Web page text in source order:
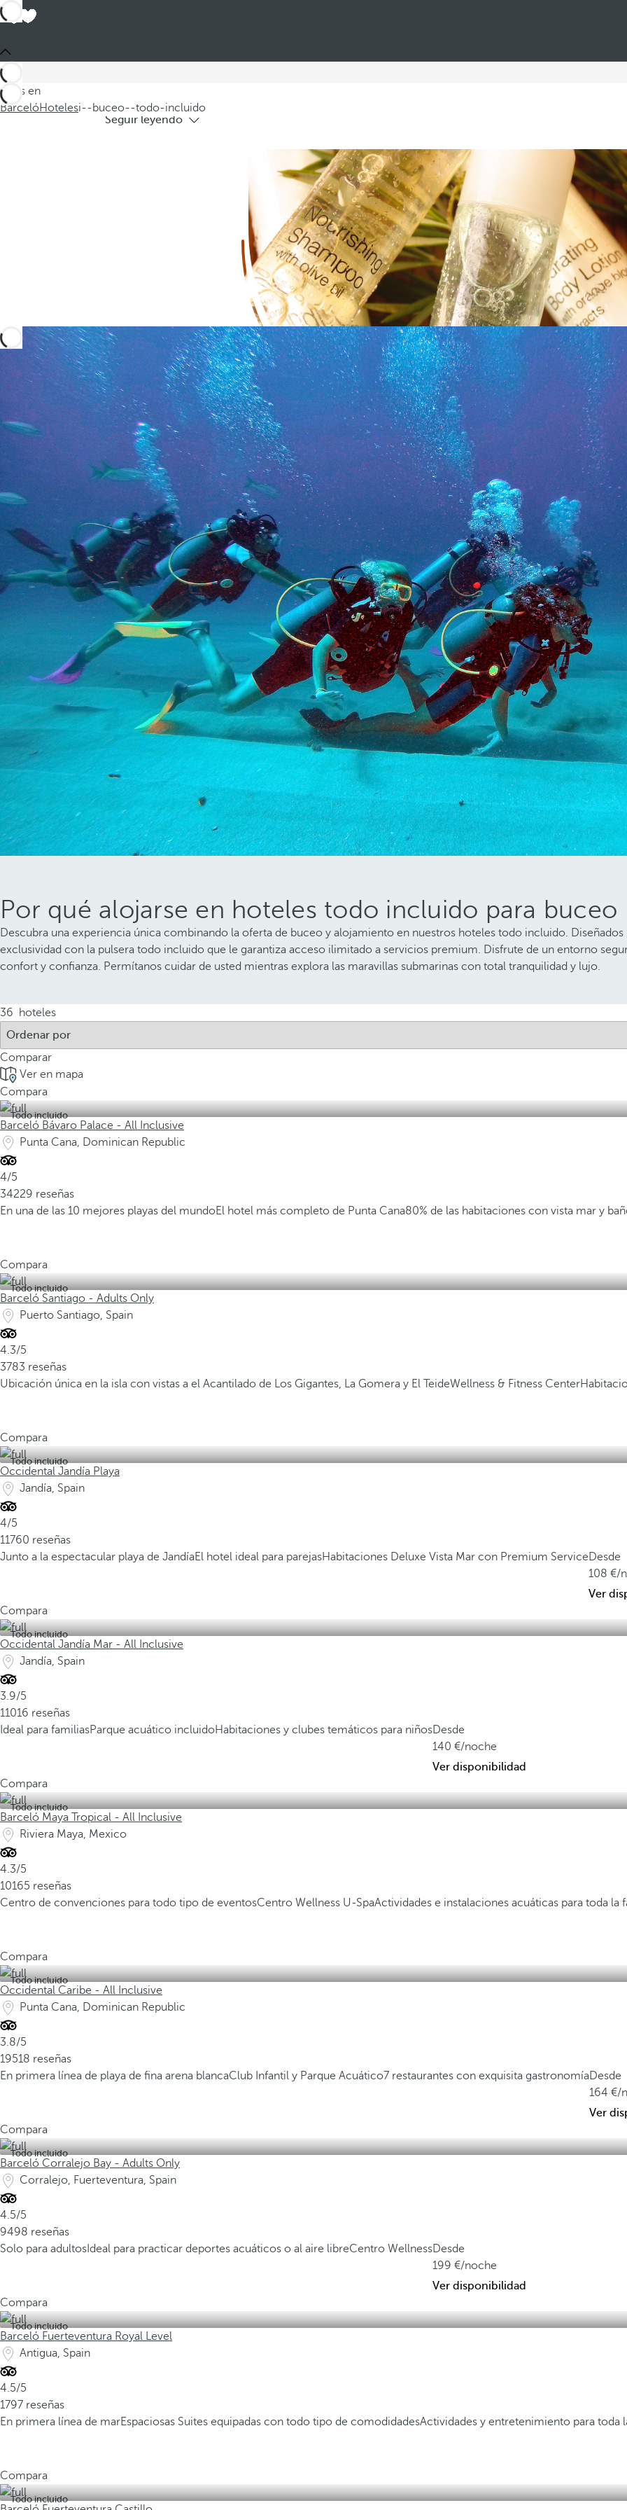
Estás en
BarcelóHotelesi--buceo--todo-incluido
Hoteles buceo todo
Seguir leyendo
Por qué alojarse en hoteles todo incluido para buceo
Descubra una experiencia única combinando la oferta de buceo y alojamiento en nuestros hoteles todo incluido.
exclusividad con la pulsera todo incluido que le garantiza acceso ilimitado a servicios premium. Disfrute de un entorno
confort y confianza. Permítanos cuidar de usted mientras explora las maravillas submarinas con total tranquilidad y lujo.
36 hoteles
Comparar
Ver en mapa
Compara
Todo incluido
Barceló Bávaro Palace - All Inclusive
Punta Cana, Dominican Republic
4/5
34229 reseñas
En una de las 10 mejores playas del mundoEl hotel más completo de Punta Cana80% de las habitaciones con vista mar y
Compara
Todo incluido
Barceló Santiago - Adults Only
Puerto Santiago, Spain
4.3/5
3783 reseñas
Ubicación única en la isla con vistas a el Acantilado de Los Gigantes, La Gomera y El TeideWellness & Fitness Center
Compara
Todo incluido
Occidental Jandía Playa
Jandía, Spain
4/5
11760 reseñas
Junto a la espectacular playa de JandíaEl hotel ideal para parejasHabitaciones Deluxe Vista Mar con Premium ServiceDesde
108
/
Ver
Compara
Todo incluido
Occidental Jandía Mar - All Inclusive
Jandía, Spain
3.9/5
11016 reseñas
Ideal para familiasParque acuático incluidoHabitaciones y clubes temáticos para niñosDesde
140
/noche
Ver disponibilidad
Compara
Todo incluido
Barceló Maya Tropical - All Inclusive
Riviera Maya, Mexico
4.3/5
10165 reseñas
Centro de convenciones para todo tipo de eventosCentro Wellness U-SpaActividades e instalaciones acuáticas para toda la
Compara
Todo incluido
Occidental Caribe - All Inclusive
Punta Cana, Dominican Republic
3.8/5
19518 reseñas
En primera línea de playa de fina arena blancaClub Infantil y Parque Acuático7 restaurantes con exquisita gastronomíaDesde
164
/
Ver
Compara
Todo incluido
Barceló Corralejo Bay - Adults Only
Corralejo, Fuerteventura, Spain
4.5/5
9498 reseñas
Solo para adultos Ideal para practicar deportes acuáticos o al aire libreCentro WellnessDesde
199
/noche
Ver disponibilidad
Compara
Todo incluido
Barceló Fuerteventura Royal Level
Antigua, Spain
4.5/5
1797 reseñas
En primera línea de marEspaciosas Suites equipadas con todo tipo de comodidadesActividades y entretenimiento para toda
Compara
Todo incluido